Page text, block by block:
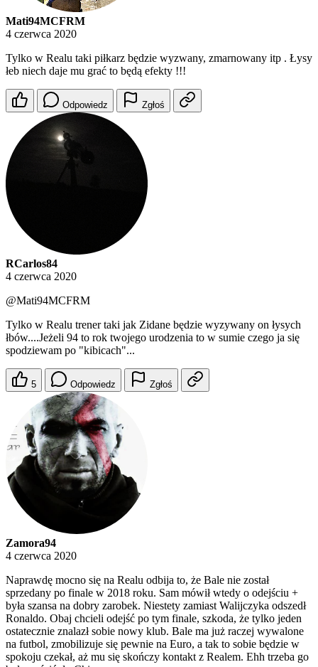
Mati94MCFRM
4 czerwca 2020
Tylko w Realu taki piłkarz będzie wyzwany, zmarnowany itp . Łysy
łeb niech daje mu grać to będą efekty !!!
Odpowiedz Zgłoś
RCarlos84
4 czerwca 2020
@Mati94MCFRM
Tylko w Realu trener taki jak Zidane będzie wyzywany on łysych
łbów....Jeżeli 94 to rok twojego urodzenia to w sumie czego ja się
spodziewam po "kibicach"...
5 Odpowiedz Zgłoś
Zamora94
4 czerwca 2020
Naprawdę mocno się na Realu odbija to, że Bale nie został
sprzedany po finale w 2018 roku. Sam mówił wtedy o odejściu +
była szansa na dobry zarobek. Niestety zamiast Walijczyka odszedł
Ronaldo. Obaj chcieli odejść po tym finale, szkoda, że tylko jeden
ostatecznie znalazł sobie nowy klub. Bale ma już raczej wywalone
na futbol, zmobilizuje się pewnie na Euro, a tak to sobie będzie w
spokoju czekał, aż mu się skończy kontakt z Realem. Ehh trzeba go